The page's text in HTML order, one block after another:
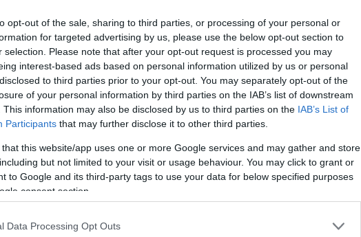
opt-out of the sale, sharing to third parties, or processing of your personal or
for targeted advertising by us, please use the below opt-out section to
selection. Please note that after your opt-out request is processed you may
interest-based ads based on personal information utilized by us or personal
to third parties prior to your opt-out. You may separately opt-out of the
of your personal information by third parties on the IAB’s list of downstream
This information may also be disclosed by us to third parties on the IAB’s List of
Participants that may further disclose it to other third parties.
that this website/app uses one or more Google services and may gather and store
but not limited to your visit or usage behaviour. You may click to grant or
to Google and its third-party tags to use your data for below specified purposes
consent section.
Data Processing Opt Outs
ápolása, fejlesztése érdekében végzett közéleti
először 2010-ben adták át.
Önkormányzat Német Nemzetiség Nap